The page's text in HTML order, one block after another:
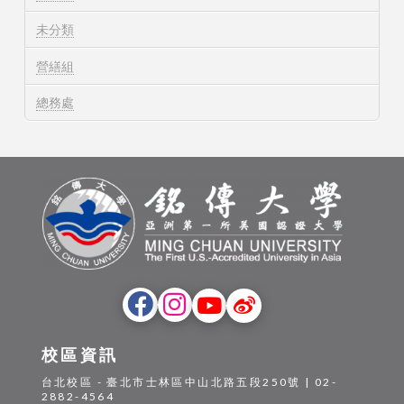
未分類
營繕組
總務處
校區資訊
台北校區 - 臺北市士林區中山北路五段250號 | 02-
2882-4564